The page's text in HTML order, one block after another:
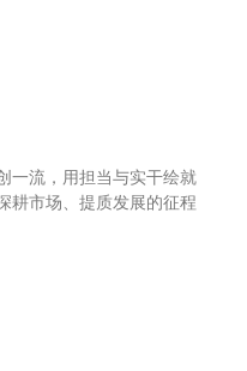
一流，用担当与实干绘就
市场、提质发展的征程